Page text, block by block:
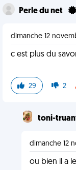
Perle du net
dimanche 12
c est plus du
29 2
toni-
dimanche 12
ou bien il a